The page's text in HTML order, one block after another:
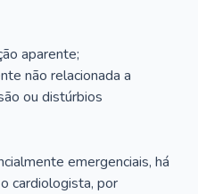
aparente;
não relacionada a
ou distúrbios
emergenciais, há
cardiologista, por